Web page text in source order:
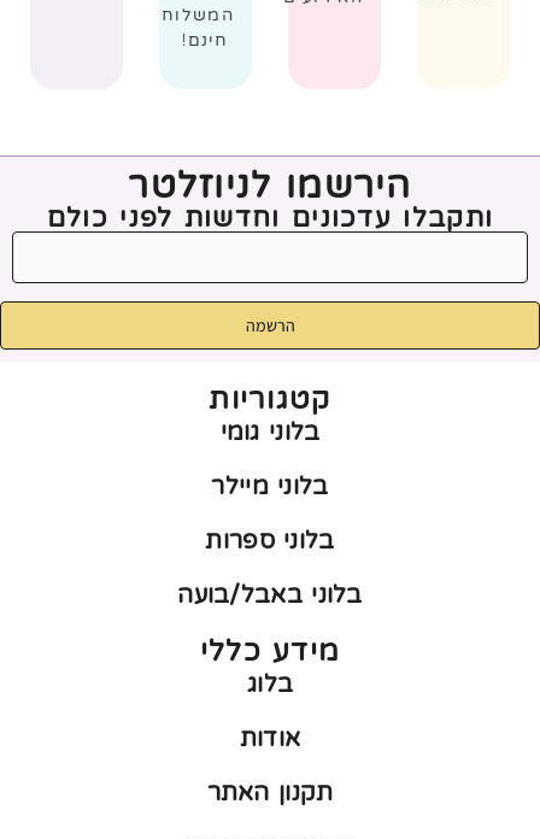
המשלוח
חינם!
הירשמו לניוזלטר
ותקבלו עדכונים וחדשות לפני כולם
הרשמה
קטגוריות
בלוני גומי
בלוני מיילר
בלוני ספרות
בלוני באבל/בועה
מידע כללי
בלוג
אודות
תקנון האתר